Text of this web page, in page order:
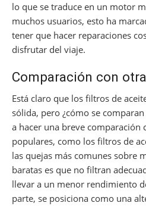
lo que se traduce en un motor
muchos usuarios, esto ha
tener que hacer reparaciones
disfrutar del viaje.
Comparación con
Está claro que los filtros de
sólida, pero ¿cómo se
a hacer una breve comparación
populares, como los filtros de
las quejas más comunes sobre
baratas es que no filtran
llevar a un menor rendimiento
parte, se posiciona como una